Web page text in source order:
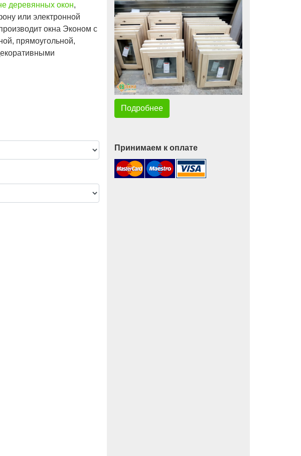
деревянных окон,
или электронной
окна Эконом с
прямоугольной,
Подробнее
Принимаем к оплате